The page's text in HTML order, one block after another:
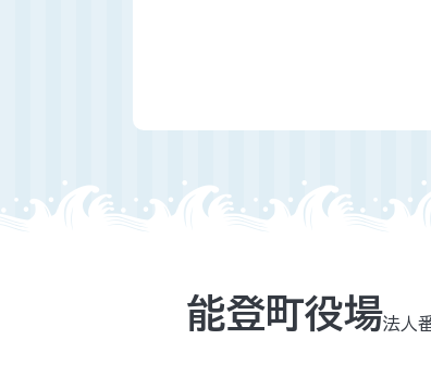
能登町役場法人